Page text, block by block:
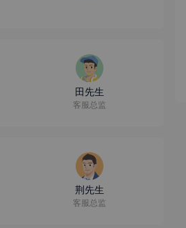
田先生
客服总监
荆先生
客服总监